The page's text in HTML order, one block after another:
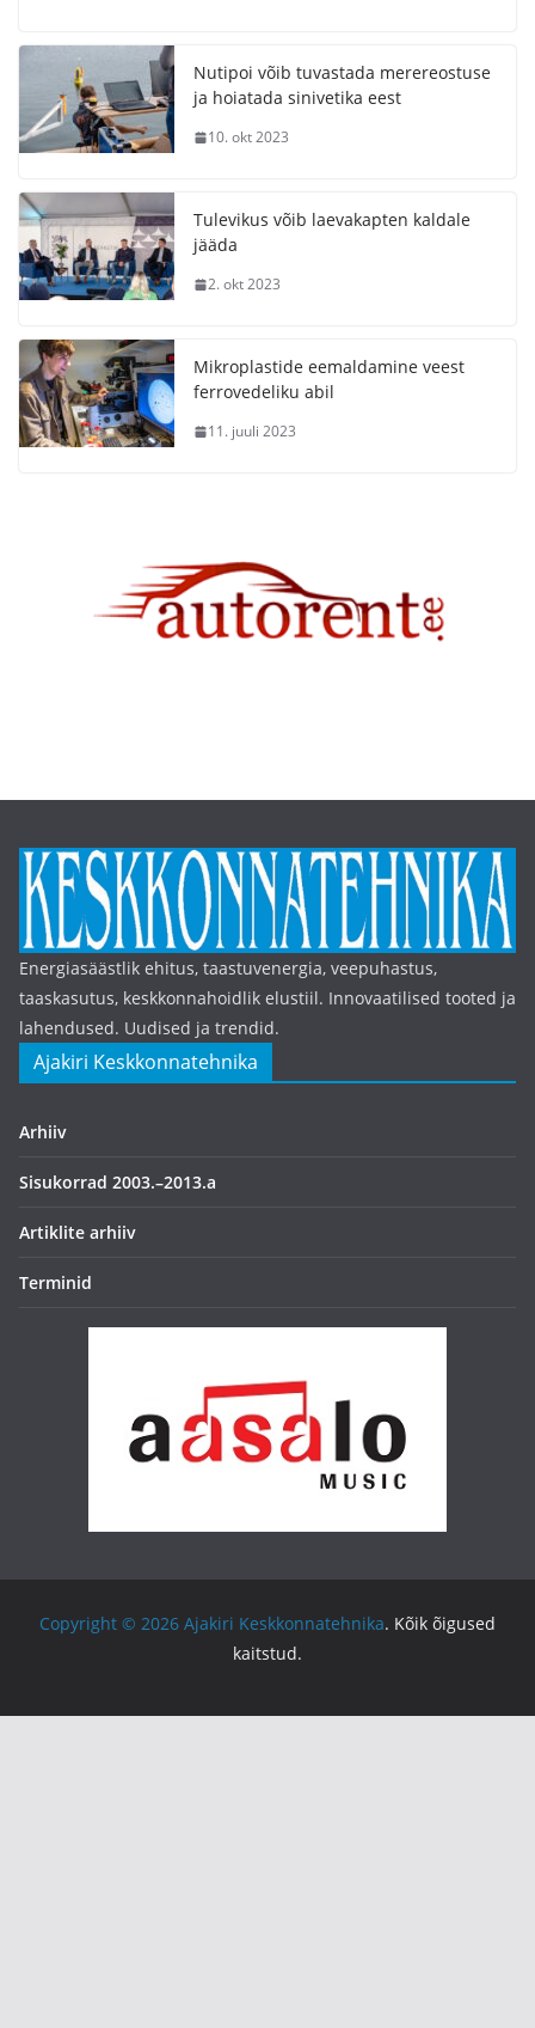
Nutipoi võib tuvastada merereostuse
ja hoiatada sinivetika eest
10. okt 2023
Tulevikus võib laevakapten kaldale
jääda
2. okt 2023
Mikroplastide eemaldamine veest
ferrovedeliku abil
11. juuli 2023
Energiasäästlik ehitus, taastuvenergia, veepuhastus,
taaskasutus, keskkonnahoidlik elustiil. Innovaatilised tooted ja
lahendused. Uudised ja trendid.
Ajakiri Keskkonnatehnika
Arhiiv
Sisukorrad 2003.–2013.a
Artiklite arhiiv
Terminid
Copyright © 2026 Ajakiri Keskkonnatehnika. Kõik õigused
kaitstud.